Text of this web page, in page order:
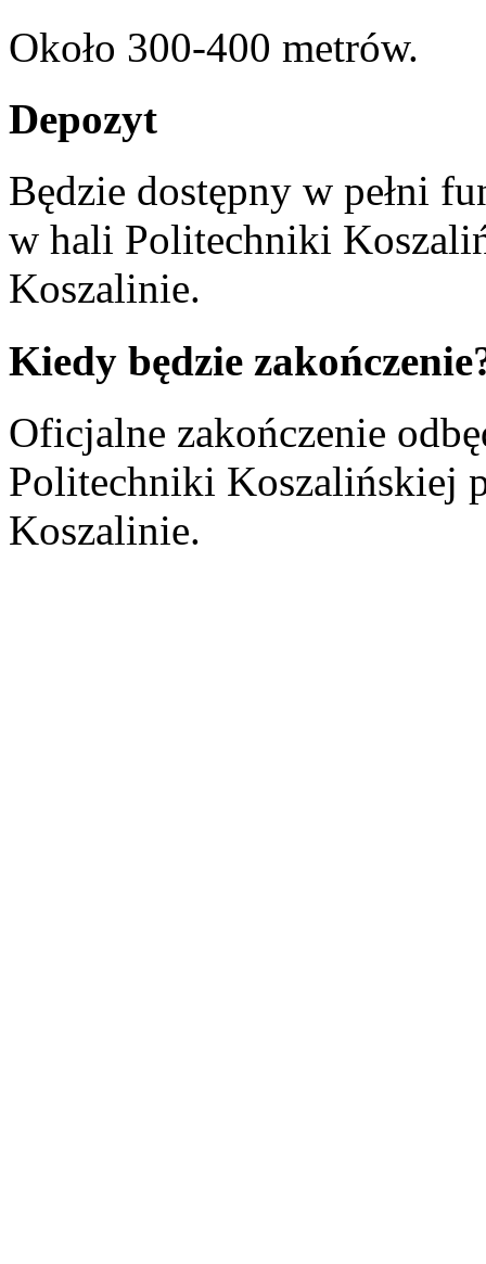
Około 300-400 metrów.
Depozyt
Będzie dostępny w pełni
w hali Politechniki
Koszalinie.
Kiedy będzie
Oficjalne zakończenie
Politechniki Koszalińskiej
Koszalinie.